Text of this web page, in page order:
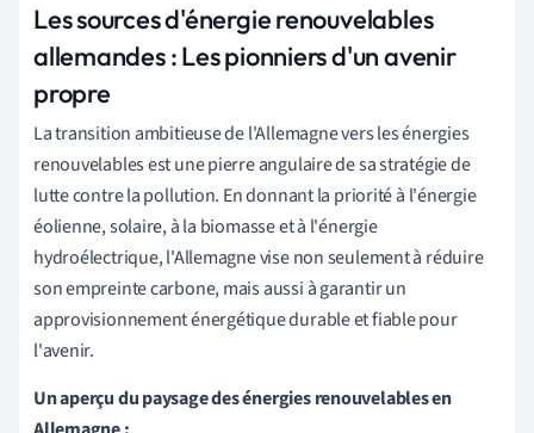
Les sources d'énergie renouvelables
allemandes : Les pionniers d'un avenir
propre
La transition ambitieuse de l'Allemagne vers les énergies
renouvelables est une pierre angulaire de sa stratégie de
lutte contre la pollution. En donnant la priorité à l'énergie
éolienne, solaire, à la biomasse et à l'énergie
hydroélectrique, l'Allemagne vise non seulement à réduire
son empreinte carbone, mais aussi à garantir un
approvisionnement énergétique durable et fiable pour
l'avenir.
Un aperçu du paysage des énergies renouvelables en